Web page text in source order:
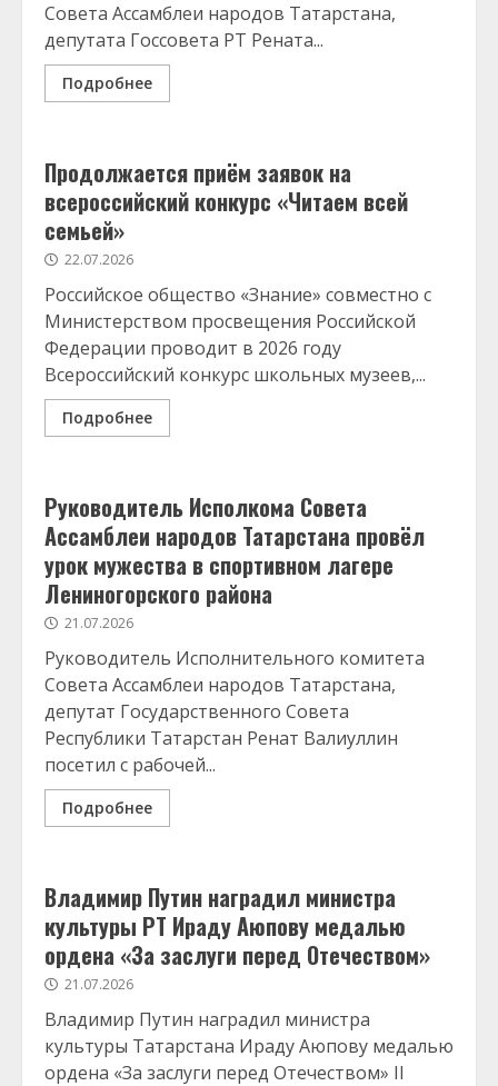
Совета Ассамблеи народов Татарстана,
депутата Госсовета РТ Рената...
Подробнее
Продолжается приём заявок на
всероссийский конкурс «Читаем всей
семьей»
22.07.2026
Российское общество «Знание» совместно с
Министерством просвещения Российской
Федерации проводит в 2026 году
Всероссийский конкурс школьных музеев,...
Подробнее
Руководитель Исполкома Совета
Ассамблеи народов Татарстана провёл
урок мужества в спортивном лагере
Лениногорского района
21.07.2026
Руководитель Исполнительного комитета
Совета Ассамблеи народов Татарстана,
депутат Государственного Совета
Республики Татарстан Ренат Валиуллин
посетил с рабочей...
Подробнее
Владимир Путин наградил министра
культуры РТ Ираду Аюпову медалью
ордена «За заслуги перед Отечеством»
21.07.2026
Владимир Путин наградил министра
культуры Татарстана Ираду Аюпову медалью
ордена «За заслуги перед Отечеством» II